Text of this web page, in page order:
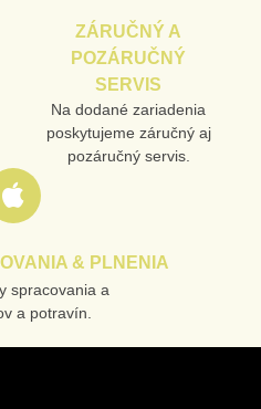
ZÁRUČNÝ A
POZÁRUČNÝ
SERVIS
Na dodané zariadenia
poskytujeme záručný aj
pozáručný servis.
& PLNENIA
spracovania a
a potravín.